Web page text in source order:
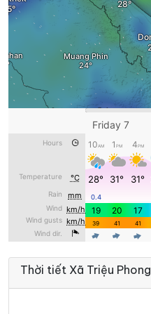
Thời tiết Xã Triệu Phong